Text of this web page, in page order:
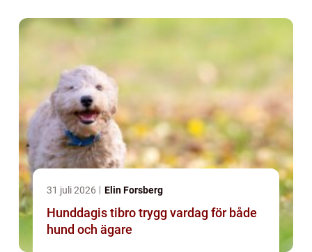
31 juli 2026 Elin Forsberg
Hunddagis tibro trygg vardag för både
hund och ägare